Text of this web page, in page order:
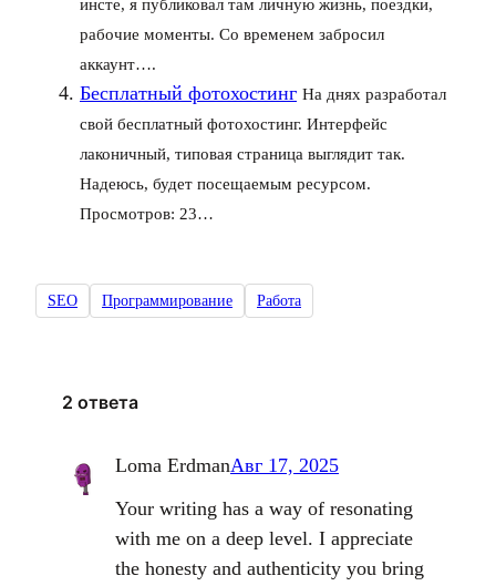
инсте, я публиковал там личную жизнь, поездки,
рабочие моменты. Со временем забросил
аккаунт….
Бесплатный фотохостинг На днях разработал
свой бесплатный фотохостинг. Интерфейс
лаконичный, типовая страница выглядит так.
Надеюсь, будет посещаемым ресурсом.
Просмотров: 23…
SEO Программирование Работа
2 ответа
Loma ErdmanАвг 17, 2025
Your writing has a way of resonating
with me on a deep level. I appreciate
the honesty and authenticity you bring